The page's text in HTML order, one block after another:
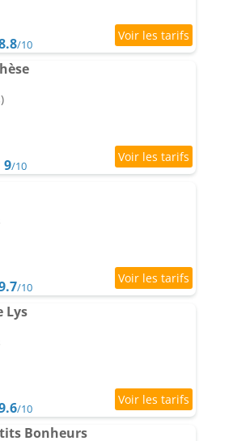
/10
9/10
/10
Lys
/10
Bonheurs